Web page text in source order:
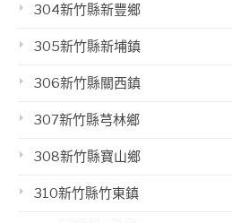
304新竹縣新豐鄉
305新竹縣新埔鎮
306新竹縣關西鎮
307新竹縣芎林鄉
308新竹縣寶山鄉
310新竹縣竹東鎮